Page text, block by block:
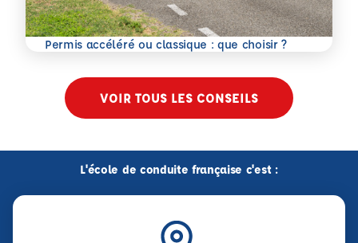
Permis accéléré ou classique : que choisir ?
En savoir plus
VOIR TOUS LES CONSEILS
L'école de conduite française c'est :